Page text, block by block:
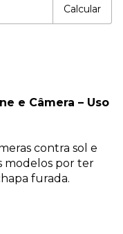
Calcular
e Câmera – Uso
contra sol e
modelos por ter
furada.